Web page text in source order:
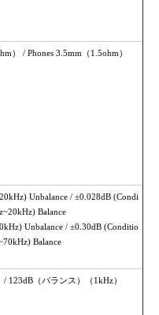
） / Phones 3.5mm（1.5ohm）
Unbalance / ±0.028dB (Condi
Balance
Unbalance / ±0.30dB (Conditio
Balance
123dB（バランス）（1kHz）